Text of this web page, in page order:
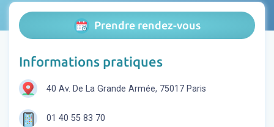
Prendre rendez-vous
Informations pratiques
40 Av. De La Grande Armée, 75017 Paris
01 40 55 83 70